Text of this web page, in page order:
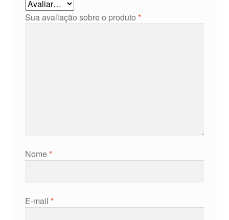
Sua avaliação sobre o produto *
Nome*
E-mail *